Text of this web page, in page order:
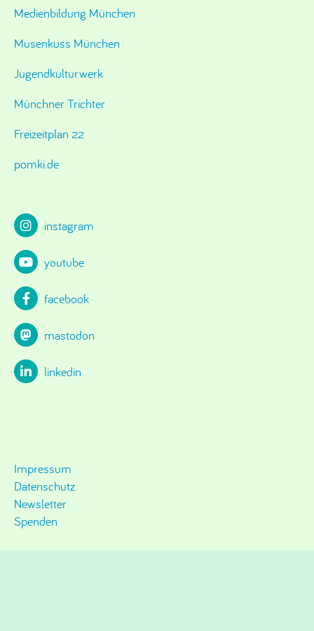
Medienbildung München
Musenkuss München
Jugendkulturwerk
Münchner Trichter
Freizeitplan 22
pomki.de
instagram
youtube
facebook
mastodon
linkedin
Impressum
Datenschutz
Newsletter
Spenden